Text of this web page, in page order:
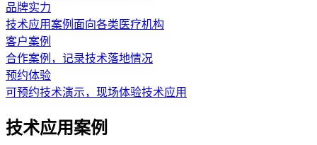
品牌实力
技术应用案例面向各类医疗机构
客户案例
合作案例，记录技术落地情况
预约体验
可预约技术演示，现场体验技术应用
技术应用案例